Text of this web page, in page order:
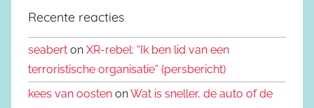
Recente reacties
seabert on XR-rebel: “Ik ben lid van een
terroristische organisatie” (persbericht)
kees van oosten onWat is sneller, de auto of de